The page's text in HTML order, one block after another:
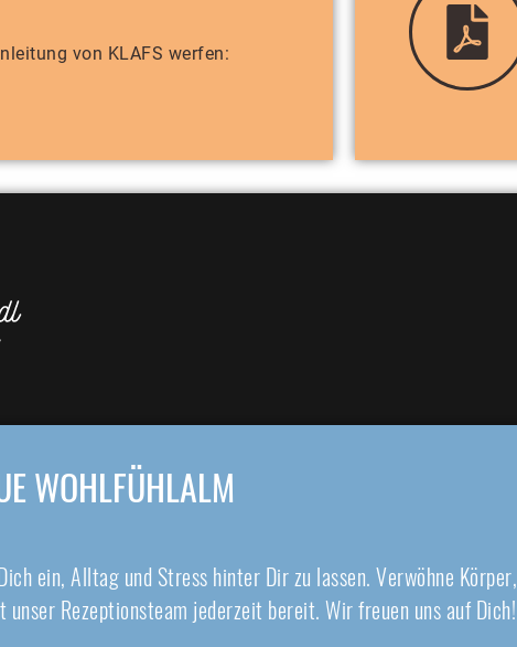
von KLAFS werfen:
WOHLFÜHLALM
ein, Alltag und Stress hinter Dir zu lassen. Verwöhne Körper,
Rezeptionsteam jederzeit bereit. Wir freuen uns auf Dich!